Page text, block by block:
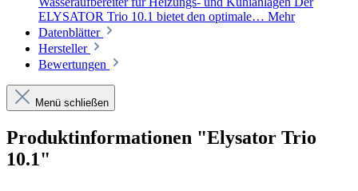
ELYSATOR Trio 10.1 bietet den optimale… Mehr
Datenblätter
Hersteller
Bewertungen
Menü schließen
Produktinformationen "Elysator Trio
10.1"